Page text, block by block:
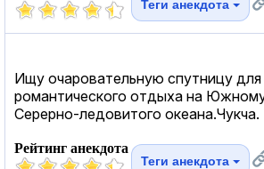
Теги анекдота
Ищу очаровательную спутницу для
романтического отдыха на Южному
Серерно-ледовитого океана.Чукча.
Рейтинг анекдота
Теги анекдота